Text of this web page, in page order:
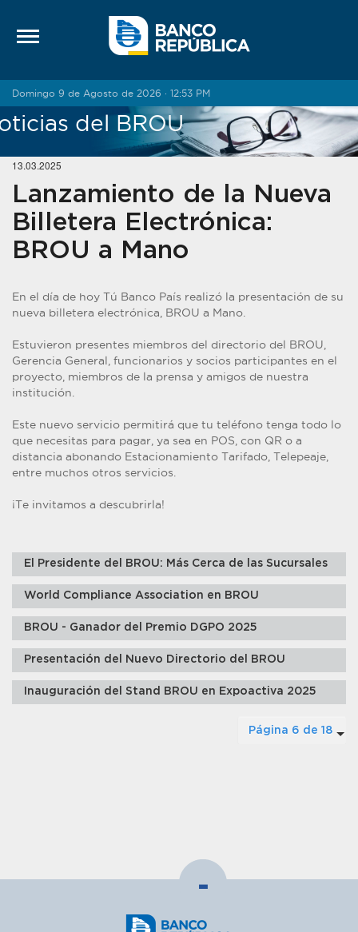
Domingo 9 de Agosto de 2026 · 12:53 PM
del BROU
13.03.2025
Lanzamiento de la Nueva
Billetera Electrónica:
BROU a Mano
En el día de hoy Tú Banco País realizó la presentación de su
nueva billetera electrónica, BROU a Mano.
Estuvieron presentes miembros del directorio del BROU,
Gerencia General, funcionarios y socios participantes en el
proyecto, miembros de la prensa y amigos de nuestra
institución.
Este nuevo servicio permitirá que tu teléfono tenga todo lo
que necesitas para pagar, ya sea en POS, con QR o a
distancia abonando Estacionamiento Tarifado, Telepeaje,
entre muchos otros servicios.
¡Te invitamos a descubrirla!
El Presidente del BROU: Más Cerca de las Sucursales
World Compliance Association en BROU
BROU - Ganador del Premio DGPO 2025
Presentación del Nuevo Directorio del BROU
Inauguración del Stand BROU en Expoactiva 2025
Página 6 de 18
-